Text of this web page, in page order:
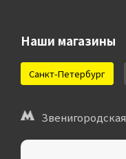
Наши магазины
Санкт-Петербург
Звенигородская